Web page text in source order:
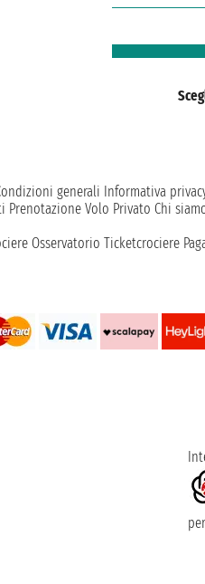
generali Informativa
Prenotazione Volo Privato Chi
Osservatorio Ticketcrociere